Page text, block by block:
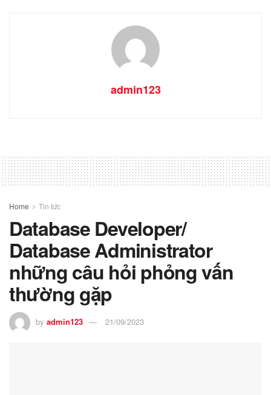
admin123
Home Tin tức
Database Developer/
Database Administrator
những câu hỏi phỏng vấn
thường gặp
by admin123 21/09/2023